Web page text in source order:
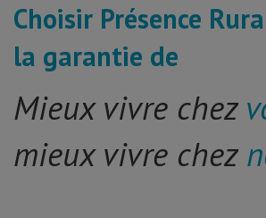
Choisir Présence
la garantie de
Mieux vivre chez
mieux vivre chez